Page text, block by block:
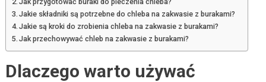
Jakie składniki są potrzebne do chleba na zakwasie z burakami?
Jakie są kroki do zrobienia chleba na zakwasie z burakami?
Jak przechowywać chleb na zakwasie z burakami?
Dlaczego warto używać